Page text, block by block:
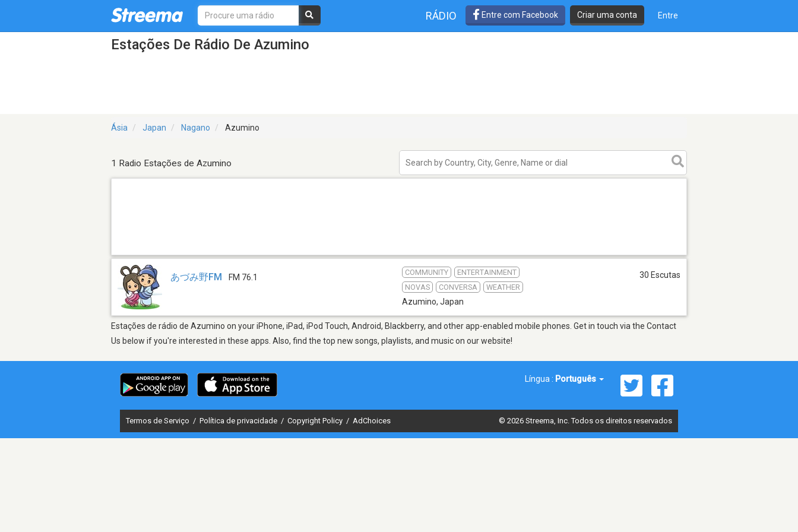
RÁDIO Entre com Facebook Criar uma conta Entre
Estações De Rádio De Azumino
Ásia Japan Nagano Azumino
1 Radio Estações de Azumino
あづみ野FM FM 76.1
COMMUNITY
ENTERTAINMENT
NOVAS
CONVERSA WEATHER
Azumino, Japan
30 Escutas
Estações de rádio de Azumino on your iPhone, iPad, iPod Touch, Android, Blackberry, and other app-enabled mobile phones. Get in touch via the Contact
Us below if you're interested in these apps. Also, find the top new songs, playlists, and music on our website!
Língua : Português
Termos de Serviço / Política de privacidade / Copyright Policy / AdChoices © 2026 Streema, Inc. Todos os direitos reservados